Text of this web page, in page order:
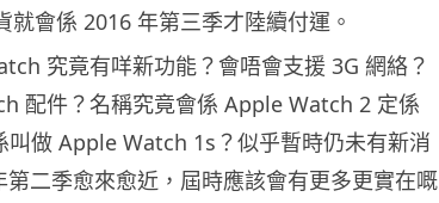
就會係 2016 年第三季才陸續付運。
究竟有咩新功能？會唔會支援 3G 網絡？
配件？名稱究竟會係 Apple Watch 2 定係
做 Apple Watch 1s？似乎暫時仍未有新消
二季愈來愈近，屆時應該會有更多更實在嘅